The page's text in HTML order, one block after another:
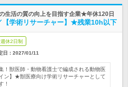
生活の質の向上を目指す企業★年休120日
【学術リサーチャー】★残業10h以下
休2日制
日： 2027/01/11
！獣医師・動物看護士で編成される動物医
ン】★獣医療向け学術リサーチャーとして
！